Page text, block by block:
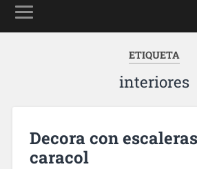
ETIQUETA
interiores
Decora con
caracol